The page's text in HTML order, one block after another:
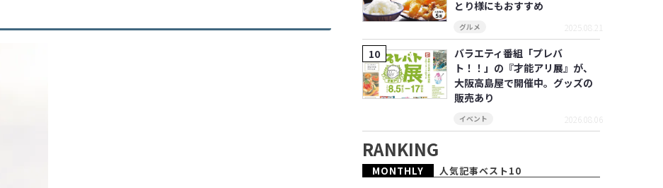
とり様にもおすすめ
グルメ 2025.08.21
バラエティ番組「プレバ
ト！！」の『才能アリ展』が、
大阪高島屋で開催中。グッズの
販売あり
イベント 2026.08.06
RANKING
MONTHLY 人気記事ベスト10